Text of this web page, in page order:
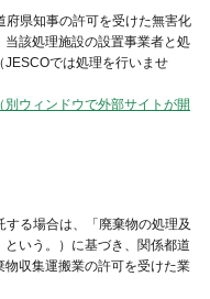
県知事の許可を受けた無害化
該処理施設の設置事業者と処
では処理を行いませ
ウィンドウで外部サイトが開
る場合は、「廃棄物の処理及
いう。）に基づき、関係都道
収集運搬業の許可を受けた業